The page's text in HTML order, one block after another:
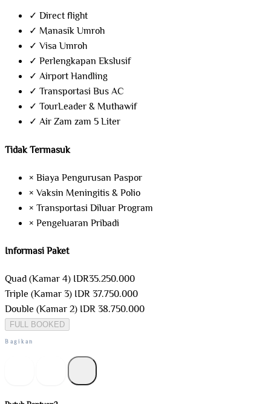
✓ Direct flight
✓ Manasik Umroh
✓ Visa Umroh
✓ Perlengkapan Ekslusif
✓ Airport Handling
✓ Transportasi Bus AC
✓ TourLeader & Muthawif
✓ Air Zam zam 5 Liter
Tidak Termasuk
× Biaya Pengurusan Paspor
×Vaksin Meningitis & Polio
× Transportasi Diluar Program
× Pengeluaran Pribadi
Informasi Paket
Quad (Kamar 4) IDR35.250.000
Triple (Kamar 3) IDR 37.750.000
Double (Kamar 2) IDR 38.750.000
FULL BOOKED
Bagikan